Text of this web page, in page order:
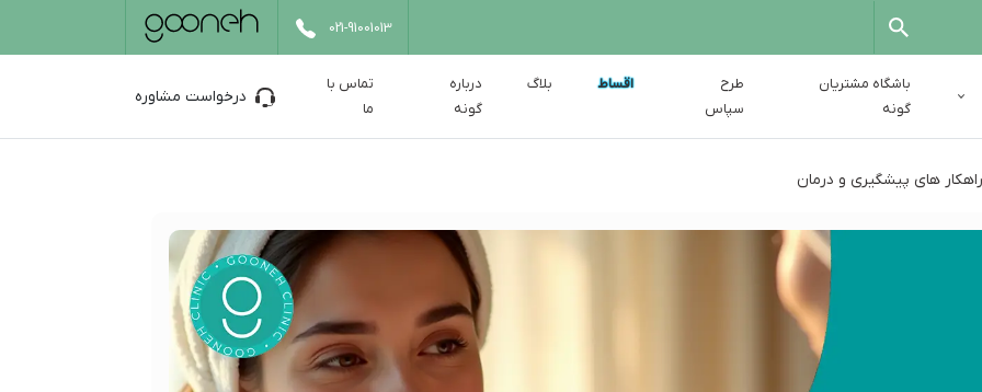
021-91001013
باشگاه مشتریان
گونه
طرح
سپاس
اقساط بلاگ
درباره
گونه
تماس با
ما
درخواست مشاوره
های پیشگیری و درمان